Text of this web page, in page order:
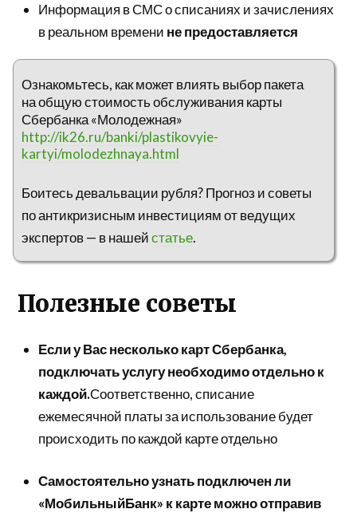
Информация в СМС о списаниях и зачислениях
в реальном времени не предоставляется
Ознакомьтесь, как может влиять выбор пакета
на общую стоимость обслуживания карты
Сбербанка «Молодежная»
http://ik26.ru/banki/plastikovyie-
kartyi/molodezhnaya.html
Боитесь девальвации рубля? Прогноз и советы
по антикризисным инвестициям от ведущих
экспертов — в нашейстатье.
Полезные советы
Если у Вас несколько карт Сбербанка,
подключать услугу необходимо отдельно к
каждой.Соответственно, списание
ежемесячной платы за использование будет
происходить по каждой карте отдельно
Самостоятельно узнать подключен ли
«МобильныйБанк» к карте можно отправив